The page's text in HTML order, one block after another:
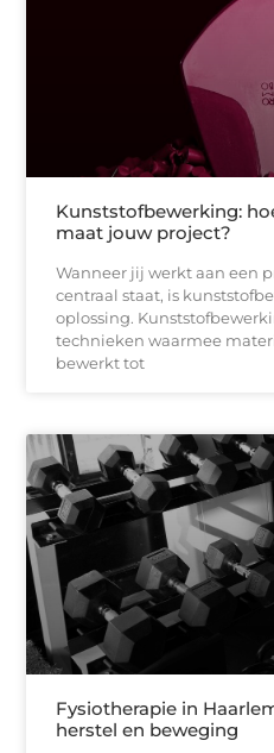
Kunststofbewerking:
maat jouw project?
Wanneer jij werkt aan een
centraal staat, is
oplossing.
technieken waarmee
bewerkt tot
Fysiotherapie in
herstel en beweging